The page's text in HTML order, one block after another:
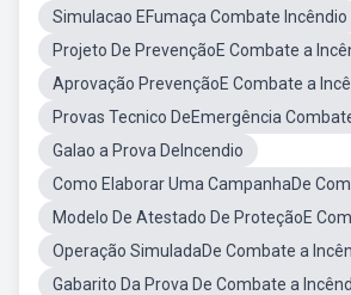
Simulacao EFumaça Combate Incêndio
Projeto De PrevençãoE Combate a
Aprovação PrevençãoE Combate a
Provas Tecnico DeEmergência
Galao a Prova DeIncendio
Como Elaborar Uma CampanhaDe
Modelo De Atestado De ProteçãoE
Operação SimuladaDe Combate a
Gabarito Da Prova De Combate a